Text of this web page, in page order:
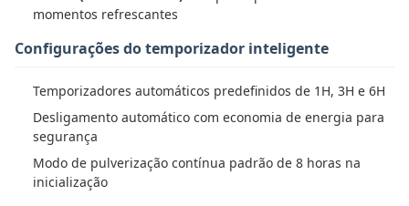
momentos refrescantes
Configurações do temporizador inteligente
Temporizadores automáticos predefinidos de 1H, 3H e 6H
Desligamento automático com economia de energia para
segurança
Modo de pulverização contínua padrão de 8 horas na
inicialização